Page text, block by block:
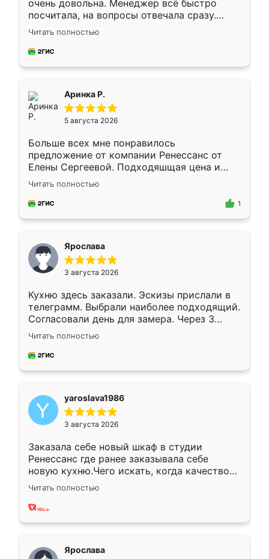
очень довольна. Менеджер всё быстро
посчитала, на вопросы отвечала сразу.
Замерщик приехал в субботу, подошёл к
делу со всей ответственностью. Собрали
за день, ребята работали аккуратно, даже
Читать полностью
Аринка Р.
5 августа 2026
Больше всех мне понравилось
предложение от компании Ренессанс от
Елены Сергеевой. Подходяшщая цена и
короткие сроки изготовления. Приехавший
для замера сотрудник Владислав
предложил по моему эскизу самый
Читать полностью
1
Ярослава
3 августа 2026
Кухню здесь заказали. Эскизы прислали в
телеграмм. Выбрали наиболее подходящий.
Согласовали день для замера. Через 3
недели кухня была уже готова. Остались
довольны работой. Спасибо Ренессанс
мебель за качественную работу!
Читать полностью
yaroslava1986
3 августа 2026
Заказала себе новый шкаф в студии
Ренессанс где ранее заказывала себе
новую кухню.Чего искать, когда качеством
вполне довольна. Служит кухня уже почти
два года, нареканий нет.
Читать полностью
Ярослава